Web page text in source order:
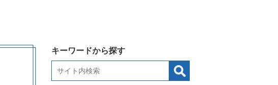
キーワードから探す